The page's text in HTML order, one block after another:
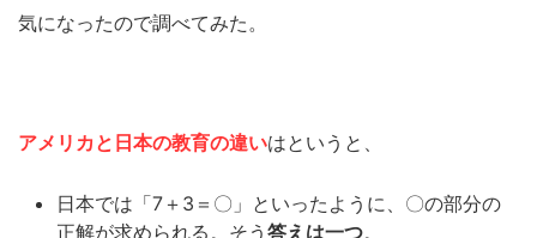
気になったので調べてみた。
アメリカと日本の教育の違いはというと、
日本では「7＋3＝〇」といったように、〇の部分の
正解が求められる。そう 答えは一つ。